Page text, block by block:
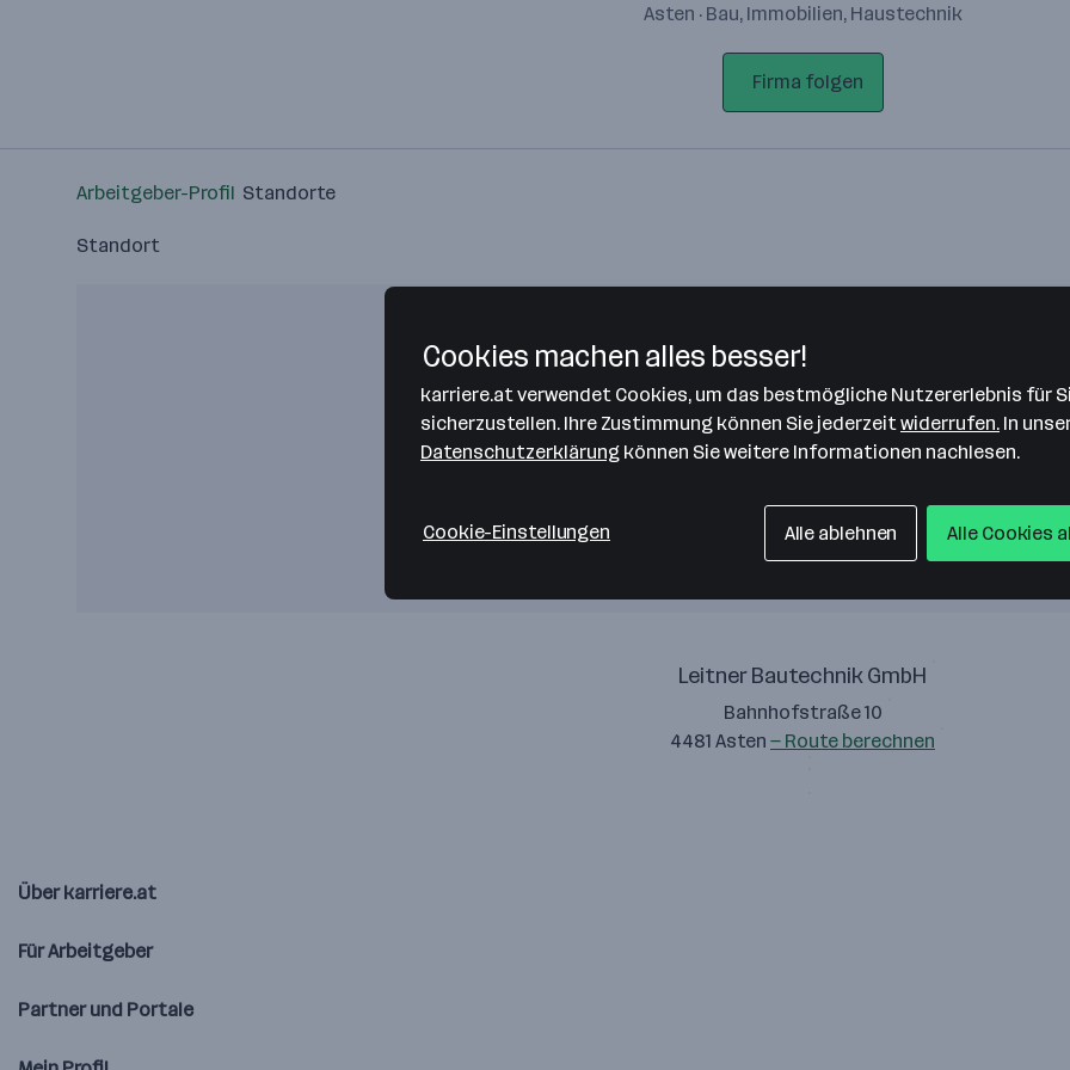
Asten · Bau, Immobilien, Haustechnik
Firma folgen
Arbeitgeber-Profil Standorte
Standort
Bitte stimme unseren Cookie-
Richtlinien zu, um diese Karte
anzuzeigen.
Zustimmung geben
Leitner Bautechnik GmbH
Bahnhofstraße 10
4481 Asten — Route berechnen
Über karriere.at
Für Arbeitgeber
Partner und Portale
Cookies machen alles besser!
karriere.at verwendet Cookies, um das bestmögliche Nutzererlebnis für
sicherzustellen. Ihre Zustimmung können Sie jederzeit widerrufen. In
Datenschutzerklärung können Sie weitere Informationen nachlesen.
Cookie-Einstellungen Alle ablehnen Alle Cookies